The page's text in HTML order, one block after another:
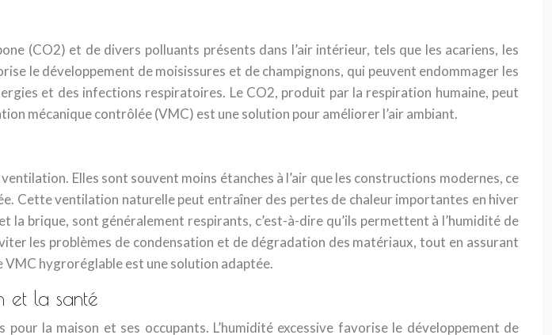
(CO2) et de divers polluants présents dans l’air intérieur, tels que les acariens, les
le développement de moisissures et de champignons, qui peuvent endommager les
et des infections respiratoires. Le CO2, produit par la respiration humaine, peut
mécanique contrôlée (VMC) est une solution pour améliorer l’air ambiant.
Elles sont souvent moins étanches à l’air que les constructions modernes, ce
Cette ventilation naturelle peut entraîner des pertes de chaleur importantes en hiver
la brique, sont généralement respirants, c’est-à-dire qu’ils permettent à l’humidité de
les problèmes de condensation et de dégradation des matériaux, tout en assurant
VMC hygroréglable est une solution adaptée.
et la santé
la maison et ses occupants. L’humidité excessive favorise le développement de